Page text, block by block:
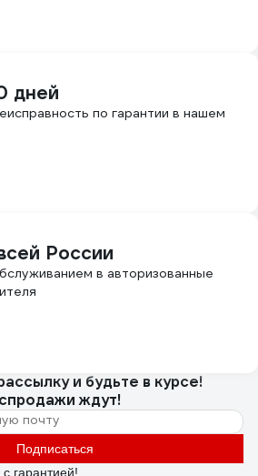
дней
по гарантии в нашем
России
в авторизованные
и будьте в курсе!
ждут!
Подписаться
гарантией!